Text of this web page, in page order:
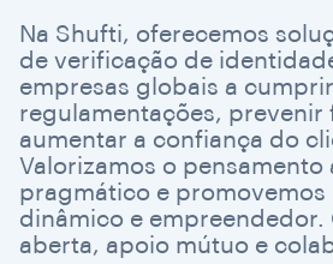
Na Shufti, oferecemos
de verificação de
empresas globais a cumprir
regulamentações, prevenir
aumentar a confiança do
Valorizamos o pensamento
pragmático e promovemos
dinâmico e empreendedor.
aberta, apoio mútuo e